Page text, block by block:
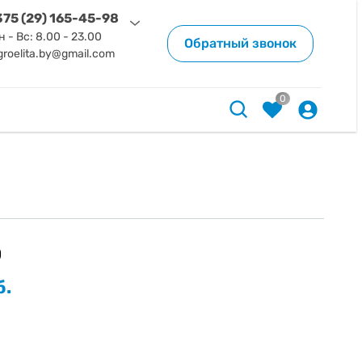
(29) 165-45-98
- Вс: 8.00 - 23.00
Обратный звонок
0